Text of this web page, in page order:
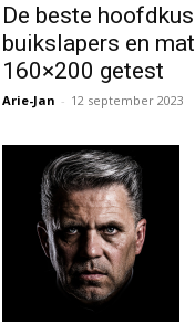
De beste
buikslapers en
160×200 getest
Arie-Jan - 12 september 2023